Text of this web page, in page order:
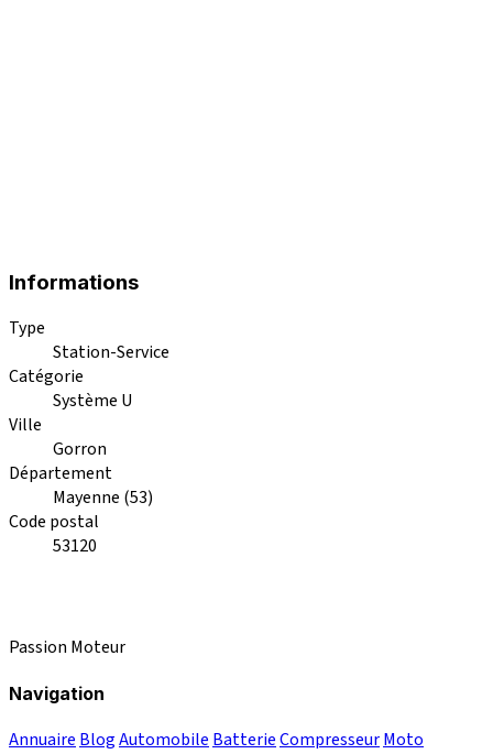
Informations
Type
Station-Service
Catégorie
Système U
Ville
Gorron
Département
Mayenne (53)
Code postal
53120
Passion Moteur
Navigation
Annuaire BlogAutomobile BatterieCompresseurMoto